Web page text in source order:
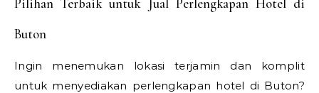
Pilihan Terbaik untuk Jual Perlengkapan Hotel di
Buton
Ingin menemukan lokasi terjamin dan komplit
untuk menyediakan perlengkapan hotel di Buton?